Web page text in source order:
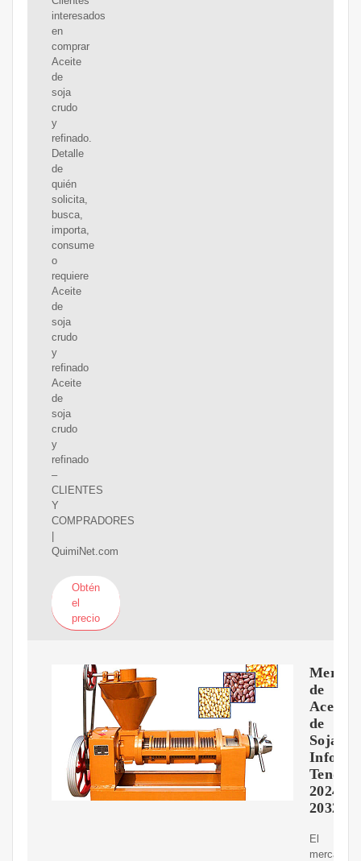
interesados
en
comprar
Aceite
de
soja
crudo
y
refinado.
Detalle
de
quién
solicita,
busca,
importa,
consume
o
requiere
Aceite
de
soja
crudo
y
refinado
Aceite
de
soja
crudo
y
refinado
–
CLIENTES
Y
COMPRADORES
QuimiNet.com
Obtén
el
precio
de
Aceite
de
Soja,
2024-
2032
El
mercado